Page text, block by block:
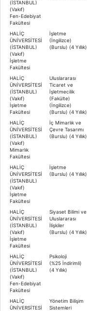
(İSTANBUL)
(Vakıf)
Fen-Edebiyat
Fakültesi
HALİÇ
ÜNİVERSİTESİ
(İSTANBUL)
(Vakıf)
İşletme
Fakültesi
İşletme
(İngilizce)
(Burslu) (4 Yıllık)
HALİÇ
ÜNİVERSİTESİ
(İSTANBUL)
(Vakıf)
İşletme
Fakültesi
Uluslararası
Ticaret ve
İşletmecilik
(Fakülte)
(İngilizce)
(Burslu) (4 Yıllık)
HALİÇ
ÜNİVERSİTESİ
(İSTANBUL)
(Vakıf)
Mimarlık
Fakültesi
İç Mimarlık ve
Çevre Tasarımı
(Burslu) (4 Yıllık)
HALİÇ
ÜNİVERSİTESİ
(İSTANBUL)
(Vakıf)
İşletme
Fakültesi
İşletme
(Burslu) (4 Yıllık)
HALİÇ
ÜNİVERSİTESİ
(İSTANBUL)
(Vakıf)
İşletme
Fakültesi
Siyaset Bilimi ve
Uluslararası
İlişkiler
(Burslu) (4 Yıllık)
HALİÇ
ÜNİVERSİTESİ
(İSTANBUL)
(Vakıf)
Fen-Edebiyat
Fakültesi
Psikoloji
(%25 İndirimli)
(4 Yıllık)
HALİÇ
ÜNİVERSİTESİ
Yönetim Bilişim
Sistemleri